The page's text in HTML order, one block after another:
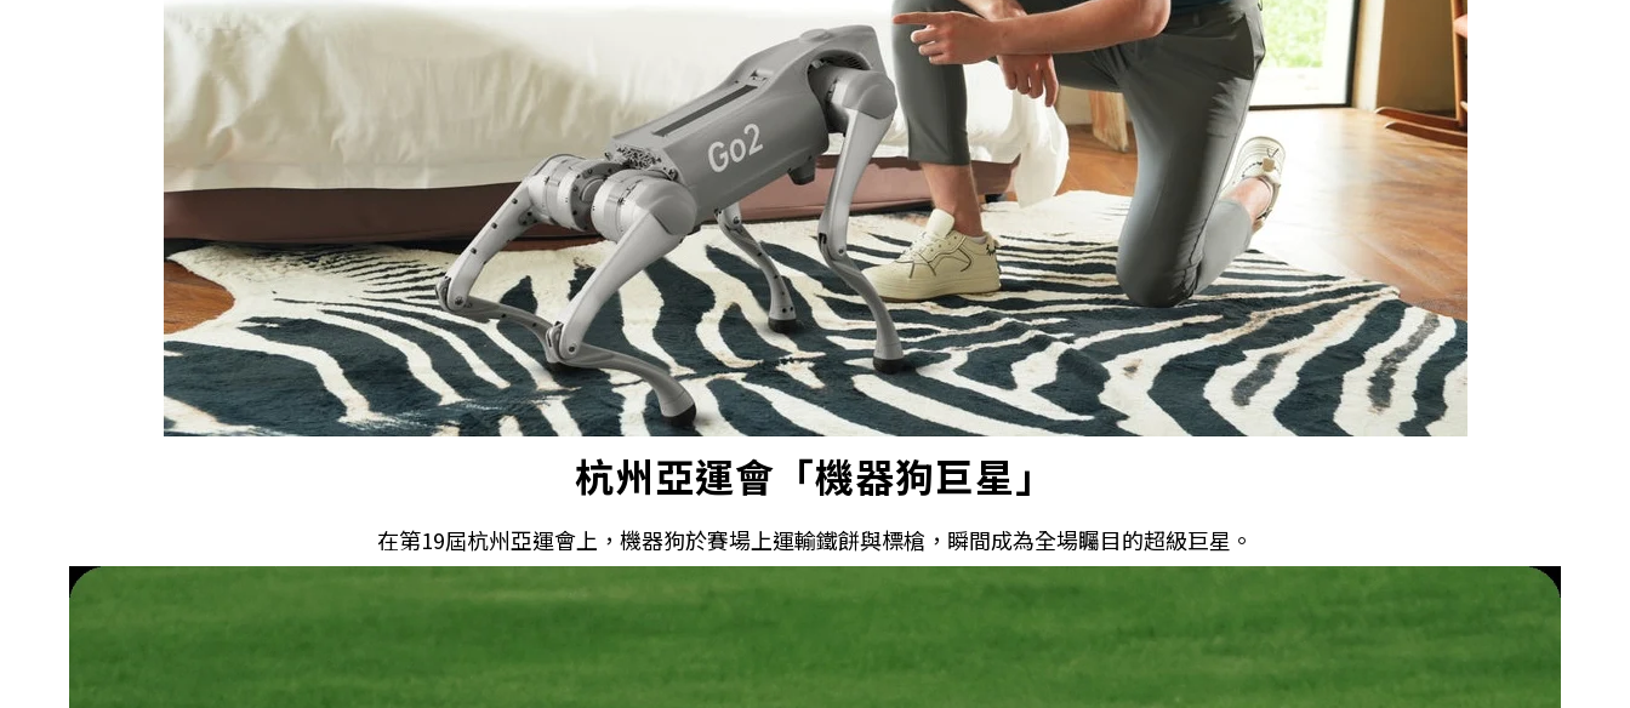
杭州亞運會「機器狗巨星」
在第19屆杭州亞運會上，機器狗於賽場上運輸鐵餅與標槍，瞬間成為全場矚目的超級巨星。